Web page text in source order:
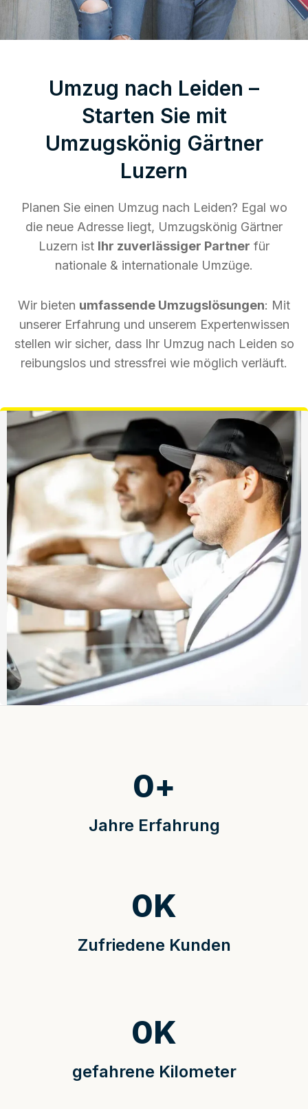
Umzug nach Leiden –
Starten Sie mit
Umzugskönig Gärtner
Luzern
Planen Sie einen Umzug nach Leiden? Egal wo
die neue Adresse liegt, Umzugskönig Gärtner
Luzern ist Ihr zuverlässiger Partner für
nationale & internationale Umzüge.
Wir bieten umfassende Umzugslösungen: Mit
unserer Erfahrung und unserem Expertenwissen
stellen wir sicher, dass Ihr Umzug nach Leiden so
reibungslos und stressfrei wie möglich verläuft.
Jahre Erfahrung
0+
Zufriedene Kunden
0K
gefahrene Kilometer
0K